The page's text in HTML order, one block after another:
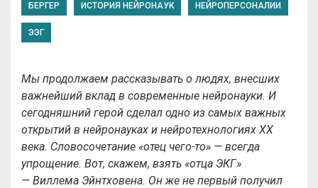
БЕРГЕР ИСТОРИЯ НЕЙРОНАУК НЕЙРОПЕРСОНАЛИИ
ЭЭГ
Мы продолжаем рассказывать о людях, внесших
важнейший вклад в современные нейронауки. И
сегодняшний герой сделал одно из самых важных
открытий в нейронауках и нейротехнологиях ХХ
века. Словосочетание «отец чего-то» — всегда
упрощение. Вот, скажем, взять «отца ЭКГ»
— Виллема Эйнтховена. Он же не первый получил